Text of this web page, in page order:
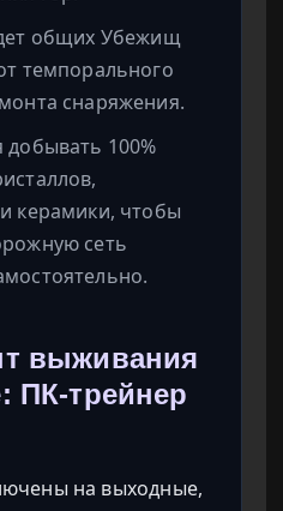
общих Убежищ
темпорального
снаряжения.
добывать 100%
керамики, чтобы
сеть
выживания
ПК-трейнер
на выходные,